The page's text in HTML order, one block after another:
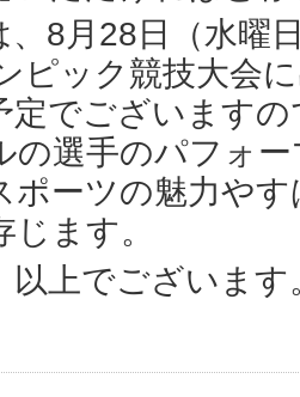
8月28日（水曜
ピック競技大会
定でございます
の選手のパフォ
ポーツの魅力や
ます。
上でございます